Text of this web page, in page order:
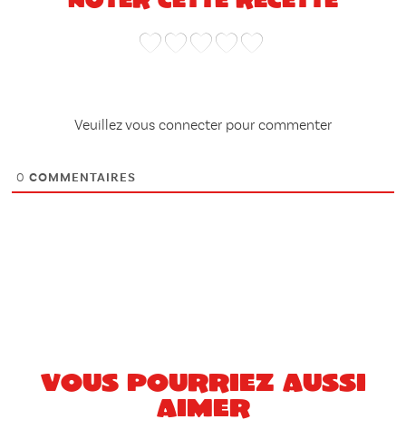
Veuillez vous connecter pour commenter
0 COMMENTAIRES
Vous pourriez aussi
aimer